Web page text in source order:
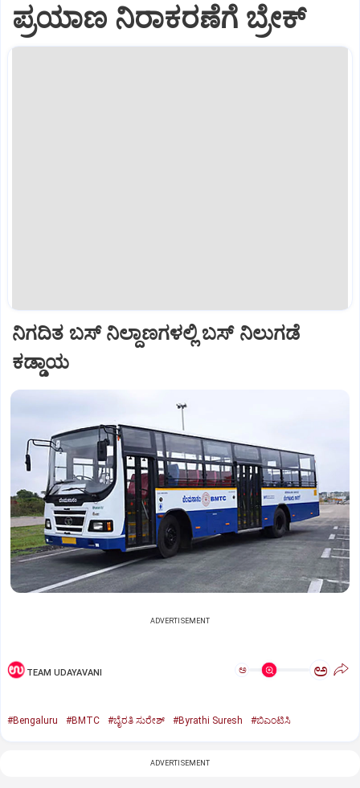
ಪ್ರಯಾಣ ನಿರಾಕರಣೆಗೆ ಬ್ರೇಕ್
ನಿಗದಿತ ಬಸ್ ನಿಲ್ದಾಣಗಳಲ್ಲಿ ಬಸ್ ನಿಲುಗಡೆ
ಕಡ್ಡಾಯ
ADVERTISEMENT
TEAM UDAYAVANI ಅ ಅ
#Bengaluru #BMTC #ಬೈರತಿ ಸುರೇಶ್ #Byrathi Suresh #ಬಿಎಂಟಿಸಿ
ADVERTISEMENT